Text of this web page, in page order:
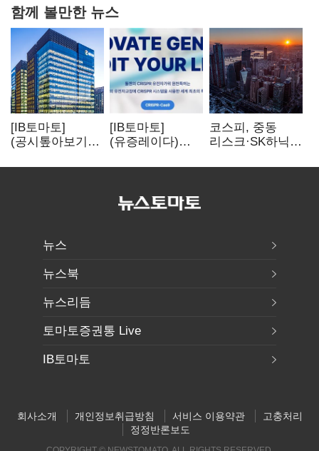
함께 볼만한 뉴스
[IB토마토]
(공시톺아보기)
바로 매출로
[IB토마토]
(유증레이다)
3분의 1 토막…
비용부터 챙긴다
코스피, 중동
리스크·SK하닉
뒷걸음
뉴스
뉴스북
뉴스리듬
토마토증권통 Live
IB토마토
회사소개 개인정보취급방침 서비스 이용약관
고충처리
정정반론보도